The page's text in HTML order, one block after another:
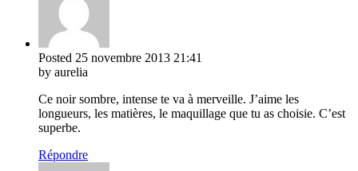
Posted 25 novembre 2013 21:41
by aurelia
Ce noir sombre, intense te va à merveille. J’aime les
longueurs, les matières, le maquillage que tu as choisie. C’est
superbe.
Répondre